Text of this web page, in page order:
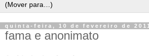
quinta-feira, 10 de fevereiro de 2011
fama e anonimato